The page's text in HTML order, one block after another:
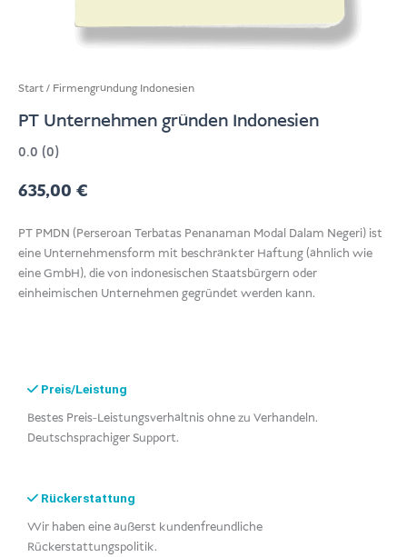
Start/ Firmengründung Indonesien
PT Unternehmen gründen Indonesien
0.0 (0)
635,00 €
PT PMDN (Perseroan Terbatas Penanaman Modal Dalam Negeri) ist
eine Unternehmensform mit beschränkter Haftung (ähnlich wie
eine GmbH), die von indonesischen Staatsbürgern oder
einheimischen Unternehmen gegründet werden kann.
Preis/Leistung
Bestes Preis-Leistungsverhältnis ohne zu Verhandeln.
Deutschsprachiger Support.
Rückerstattung
Wir haben eine äußerst kundenfreundliche
Rückerstattungspolitik.